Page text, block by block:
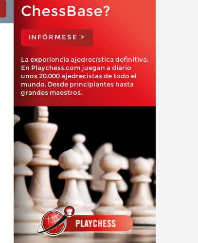
ChessBase?
INFÓRMESE >
La experiencia ajedrecística definitiva.
En Playchess.com juegan a diario
unos 20.000 ajedrecistas de todo el
mundo. Desde principiantes hasta
grandes maestros.